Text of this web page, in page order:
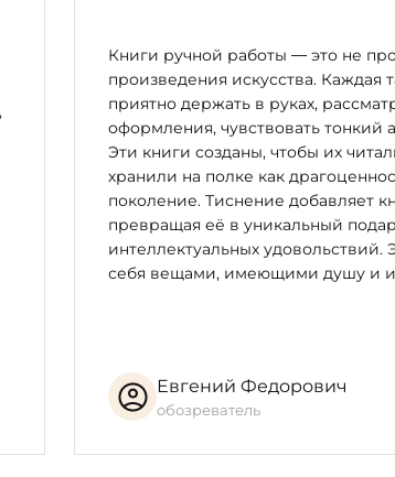
Книги ручной работы — это не
произведения искусства. Каждая
приятно держать в руках,
оформления, чувствовать тонкий
Эти книги созданы, чтобы их
хранили на полке как
поколение. Тиснение добавляет
превращая её в уникальный
интеллектуальных удовольствий.
себя вещами, имеющими душу и
Евгений Федорович
обозреватель